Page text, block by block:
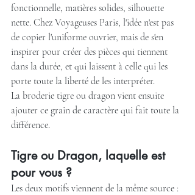
fonctionnelle, matières solides, silhouette
nette. Chez Voyageuses Paris, l'idée n'est pas
de copier l'uniforme ouvrier, mais de s'en
inspirer pour créer des pièces qui tiennent
dans la durée, et qui laissent à celle qui les
porte toute la liberté de les interpréter.
La broderie tigre ou dragon vient ensuite
ajouter ce grain de caractère qui fait toute la
différence.
Tigre ou Dragon, laquelle est
pour vous ?
Les deux motifs viennent de la même source :